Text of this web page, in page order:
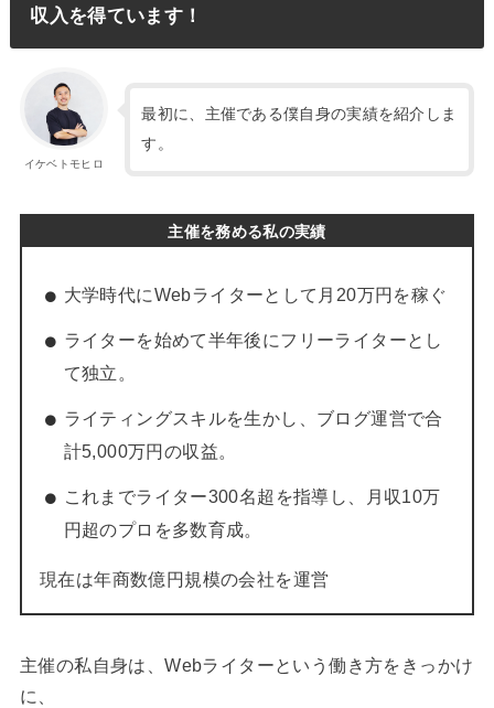
収入を得ています！
イケベトモヒロ
最初に、主催である僕自身の実績を紹介しま
す。
主催を務める私の実績
大学時代にWebライターとして月20万円を稼ぐ
ライターを始めて半年後にフリーライターとし
て独立。
ライティングスキルを生かし、ブログ運営で合
計5,000万円の収益。
これまでライター300名超を指導し、月収10万
円超のプロを多数育成。
現在は年商数億円規模の会社を運営
主催の私自身は、Webライターという働き方をきっかけ
に、